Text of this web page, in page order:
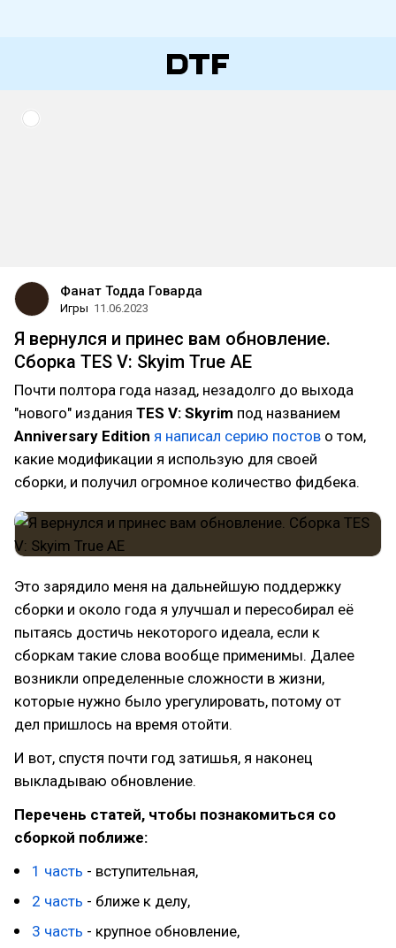
Фанат Тодда Говарда
Игры 11.06.2023
Я вернулся и принес вам обновление.
Сборка TES V: Skyim True AE
Почти полтора года назад, незадолго до выхода
"нового" издания TES V: Skyrim под названием
Anniversary Edition я написал серию постов о том,
какие модификации я использую для своей
сборки, и получил огромное количество фидбека.
Это зарядило меня на дальнейшую поддержку
сборки и около года я улучшал и пересобирал её
пытаясь достичь некоторого идеала, если к
сборкам такие слова вообще применимы. Далее
возникли определенные сложности в жизни,
которые нужно было урегулировать, потому от
дел пришлось на время отойти.
И вот, спустя почти год затишья, я наконец
выкладываю обновление.
Перечень статей, чтобы познакомиться со
сборкой поближе:
1 часть - вступительная,
2 часть - ближе к делу,
3 часть - крупное обновление,